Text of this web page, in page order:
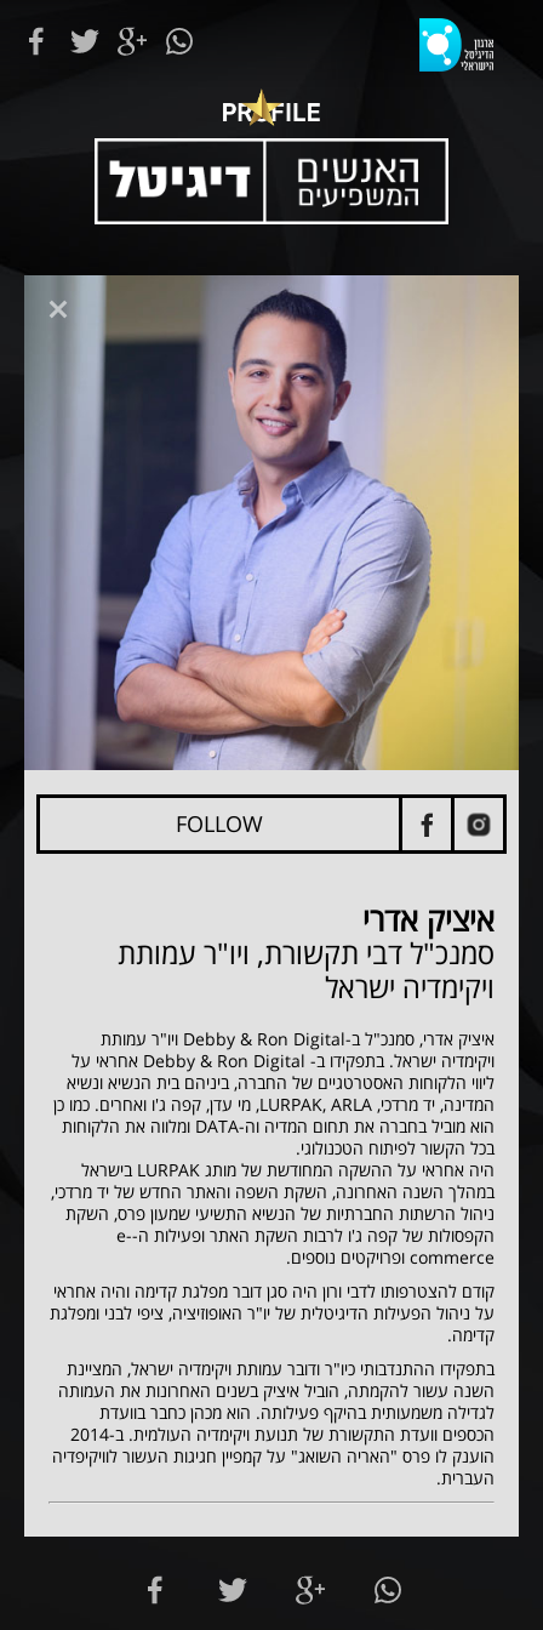
FOLLOW
איציק אדרי
סמנכ"ל דבי תקשורת, ויו"ר עמותת
ויקימדיה ישראל
איציק אדרי, סמנכ"ל ב-Debby & Ron Digital ויו"ר עמותת
ויקימדיה ישראל. בתפקידו ב- Debby & Ron Digital אחראי על
ליווי הלקוחות האסטרטגיים של החברה, ביניהם בית הנשיא ונשיא
המדינה, יד מרדכי, LURPAK, ARLA, מי עדן, קפה ג'ו ואחרים. כמו כן
הוא מוביל בחברה את תחום המדיה וה-DATA ומלווה את הלקוחות
בכל הקשור לפיתוח הטכנולוגי.
היה אחראי על ההשקה המחודשת של מותג LURPAK בישראל
במהלך השנה האחרונה, השקת השפה והאתר החדש של יד מרדכי,
ניהול הרשתות החברתיות של הנשיא התשיעי שמעון פרס, השקת
הקפסולות של קפה ג'ו לרבות השקת האתר ופעילות ה-e-
commerce ופרויקטים נוספים.
קודם להצטרפותו לדבי ורון היה סגן דובר מפלגת קדימה והיה אחראי
על ניהול הפעילות הדיגיטלית של יו"ר האופוזיציה, ציפי לבני ומפלגת
קדימה.
בתפקידו ההתנדבותי כיו"ר ודובר עמותת ויקימדיה ישראל, המציינת
השנה עשור להקמתה, הוביל איציק בשנים האחרונות את העמותה
לגדילה משמעותית בהיקף פעילותה. הוא מכהן כחבר בוועדת
הכספים וועדת התקשורת של תנועת ויקימדיה העולמית. ב-2014
הוענק לו פרס "האריה השואג" על קמפיין חגיגות העשור לוויקיפדיה
העברית.